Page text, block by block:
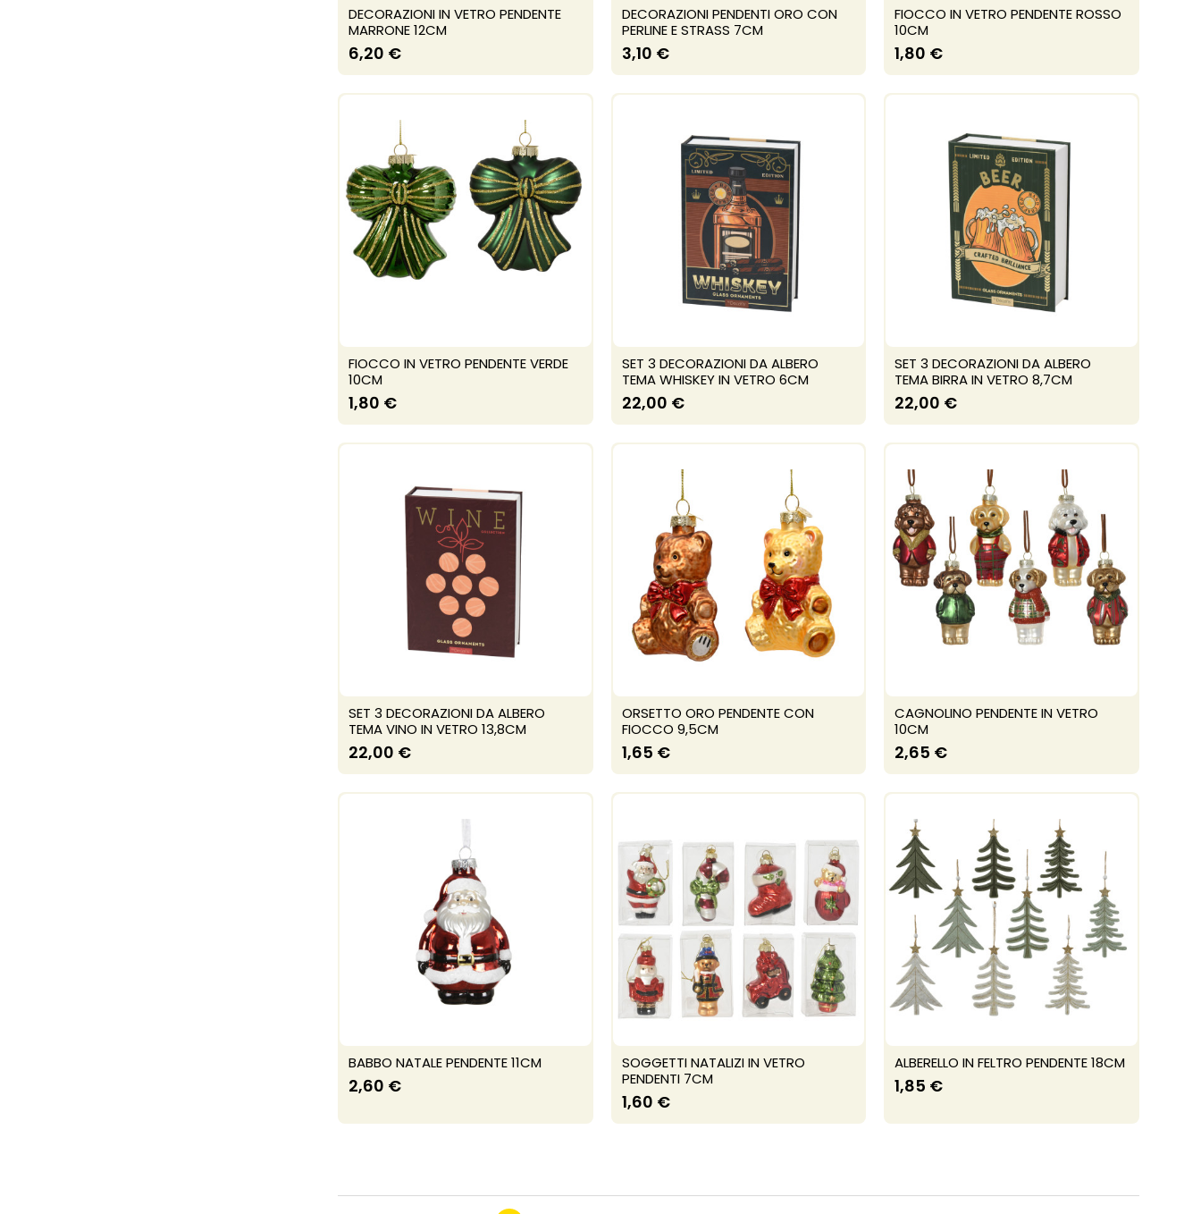
DECORAZIONI IN VETRO PENDENTE
MARRONE 12CM
6,20 €
DECORAZIONI PENDENTI ORO CON
PERLINE E STRASS 7CM
3,10 €
FIOCCO IN VETRO PENDENTE ROSSO
10CM
1,80 €
FIOCCO IN VETRO PENDENTE VERDE
10CM
1,80 €
SET 3 DECORAZIONI DA ALBERO
TEMA WHISKEY IN VETRO 6CM
22,00 €
SET 3 DECORAZIONI DA ALBERO
TEMA BIRRA IN VETRO 8,7CM
22,00 €
SET 3 DECORAZIONI DA ALBERO
TEMA VINO IN VETRO 13,8CM
22,00 €
ORSETTO ORO PENDENTE CON
FIOCCO 9,5CM
1,65 €
CAGNOLINO PENDENTE IN VETRO
10CM
2,65 €
BABBO NATALE PENDENTE 11CM
2,60 €
SOGGETTI NATALIZI IN VETRO
PENDENTI 7CM
1,60 €
ALBERELLO IN FELTRO PENDENTE 18CM
1,85 €